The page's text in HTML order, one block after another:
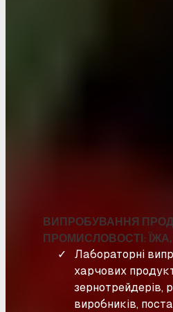
ВИПРОБУВАННЯ
ПРОМИСЛОВОСТІ:
Лабораторні
харчових
зернотрейдерів,
виробників,